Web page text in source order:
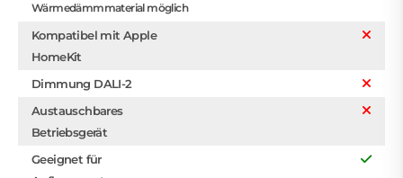
Wärmedämmmaterial möglich
Kompatibel mit Apple
HomeKit
Dimmung DALI-2
Austauschbares
Betriebsgerät
Geeignet für